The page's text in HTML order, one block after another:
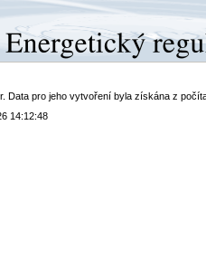
Data pro jeho vytvoření byla získána z
14:12:48